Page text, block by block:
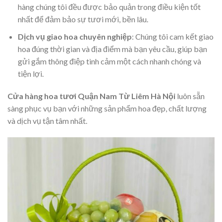
hàng chúng tôi đều được bảo quản trong điều kiện tốt
nhất để đảm bảo sự tươi mới, bền lâu.
Dịch vụ giao hoa chuyên nghiệp: Chúng tôi cam kết giao
hoa đúng thời gian và địa điểm mà bạn yêu cầu, giúp bạn
gửi gắm thông điệp tình cảm một cách nhanh chóng và
tiện lợi.
Cửa hàng hoa tươi Quận Nam Từ Liêm Hà Nội luôn sẵn
sàng phục vụ bạn với những sản phẩm hoa đẹp, chất lượng
và dịch vụ tận tâm nhất.